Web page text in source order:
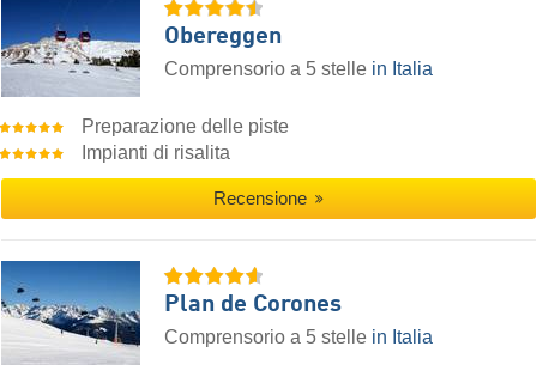
Obereggen
Comprensorio a 5 stelle in Italia
Preparazione delle piste
Impianti di risalita
Recensione
Plan de Corones
Comprensorio a 5 stelle in Italia